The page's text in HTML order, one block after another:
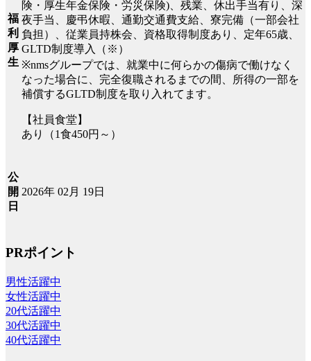
福
利
厚
生
険・厚生年金保険・労災保険)、残業、休出手当有り、深
夜手当、慶弔休暇、通勤交通費支給、寮完備（一部会社
負担）、従業員持株会、資格取得制度あり、定年65歳、
GLTD制度導入（※）
※nmsグループでは、就業中に何らかの傷病で働けなく
なった場合に、完全復職されるまでの間、所得の一部を
補償するGLTD制度を取り入れてます。
【社員食堂】
あり（1食450円～）
公
開
日
2026年 02月 19日
PRポイント
男性活躍中
女性活躍中
20代活躍中
30代活躍中
40代活躍中